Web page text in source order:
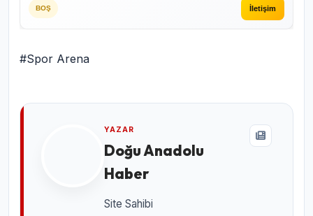
BOŞ İletişim
#Spor Arena
YAZAR
Doğu Anadolu
Haber
Site Sahibi